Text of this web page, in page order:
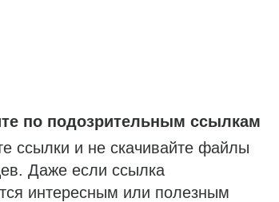
по подозрительным ссылкам
ссылки и не скачивайте файлы
Даже если ссылка
интересным или полезным